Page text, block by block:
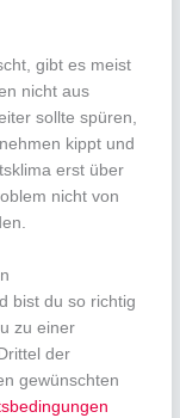
gibt es meist
nicht aus
sollte spüren,
kippt und
erst über
nicht von
bist du so richtig
zu einer
der
gewünschten